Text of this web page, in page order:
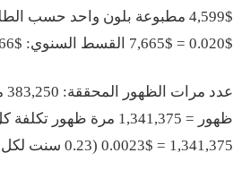
$0.020 = $7,665 القسط السنوي: $3,066
1,341,375 = $0.0023 (0.23 سنت لكل ظهور)